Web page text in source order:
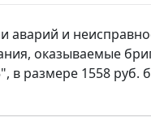
аварий и
оказываемые
в размере 1558 руб.